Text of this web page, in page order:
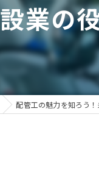
未経験
直行直帰
業の
配管工の魅力を知ろう